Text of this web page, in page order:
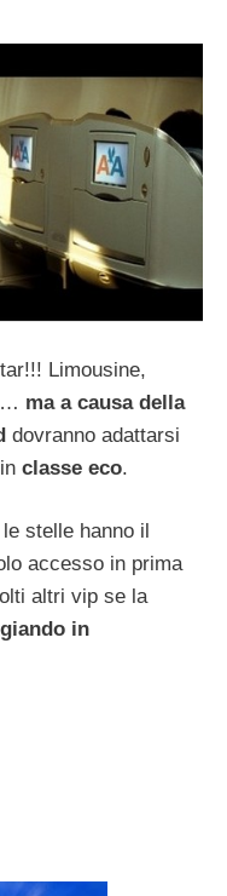
Limousine,
… ma a causa della
dovranno adattarsi
classe eco.
stelle hanno il
accesso in prima
altri vip se la
in